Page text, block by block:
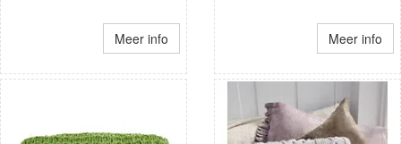
Meer info Meer info